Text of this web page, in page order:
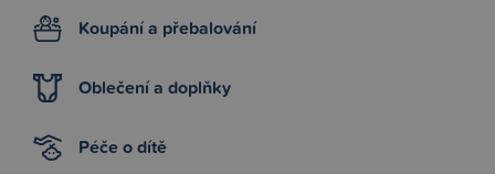
Koupání a přebalování
Oblečení a doplňky
Péče o dítě